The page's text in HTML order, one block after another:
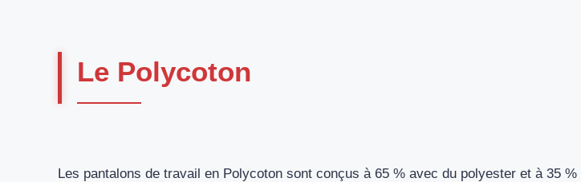
Le Polycoton
Les pantalons de travail en Polycoton sont conçus à 65 % avec du polyester et à 35